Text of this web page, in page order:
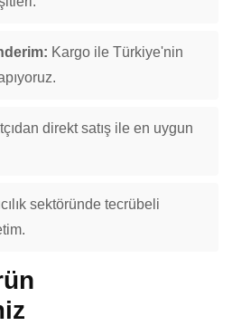
Kargo ile Türkiye'nin
direkt satış ile en uygun
sektöründe tecrübeli